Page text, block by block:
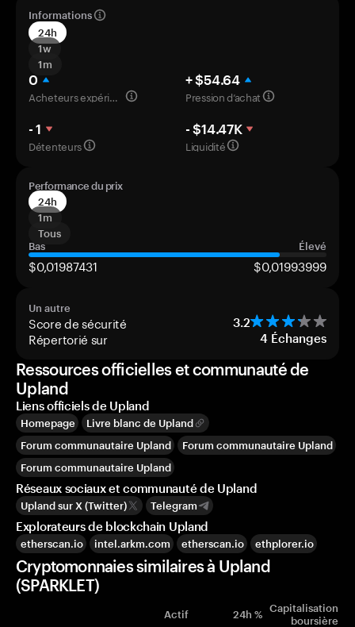
Informations
24h
1w
1m
0
Acheteurs expérimentés
+ $54.64
Pression d’achat
- 1
Détenteurs
- $14.47K
Liquidité
Performance du prix
24h
1m
Tous
Bas
Élevé
$0,01987431 $0,01993999
Un autre
Score de sécurité 3.2
Répertorié sur 4 Échanges
Ressources officielles et communauté de
Upland
Liens officiels de Upland
Homepage
Livre blanc de Upland
Forum communautaire Upland
Forum communautaire Upland
Forum communautaire Upland
Réseaux sociaux et communauté de Upland
Upland sur X (Twitter) Telegram
Explorateurs de blockchain Upland
etherscan.io intel.arkm.com etherscan.io ethplorer.io
Cryptomonnaies similaires à Upland
(SPARKLET)
Actif 24h % Capitalisation
boursière